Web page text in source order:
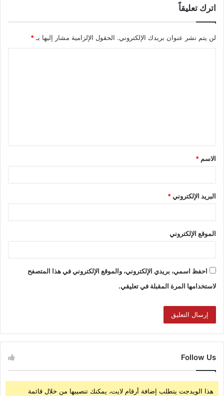
اترك تعليقاً
لن يتم نشر عنوان بريدك الإلكتروني. الحقول الإلزامية مشار إليها بـ*
الاسم *
البريد الإلكتروني*
الموقع الإلكتروني
احفظ اسمي، بريدي الإلكتروني، والموقع الإلكتروني في هذا المتصفح
لاستخدامها المرة المقبلة في تعليقي.
Follow Us
هذا الويدجت يتطلب إضافة أرقام لايت، يمكنك تنصيبها من خلال قائمة